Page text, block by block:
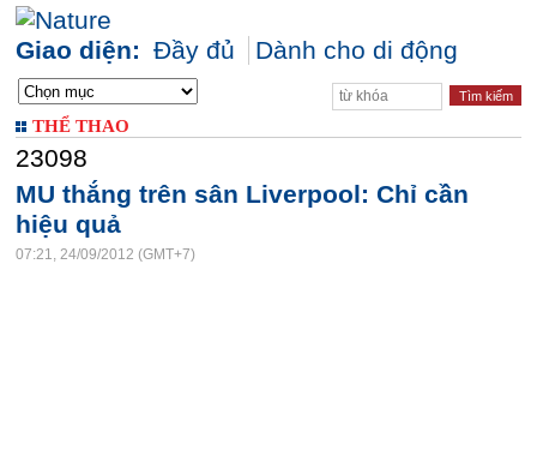
Giao diện: Đầy đủ Dành cho di động
THỂ THAO
23098
MU thắng trên sân Liverpool: Chỉ cần
hiệu quả
07:21, 24/09/2012 (GMT+7)